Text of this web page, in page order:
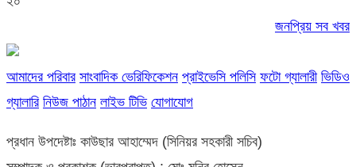
জনপ্রিয় সব খবর
আমাদের পরিবার সাংবাদিক ভেরিফিকেশন প্রাইভেসি পলিসি ফটো গ্যালারী ভিডিও
গ্যালারি নিউজ পাঠান লাইভ টিভি যোগাযোগ
প্রধান উপদেষ্টাঃ কাউছার আহাম্মেদ (সিনিয়র সহকারী সচিব)